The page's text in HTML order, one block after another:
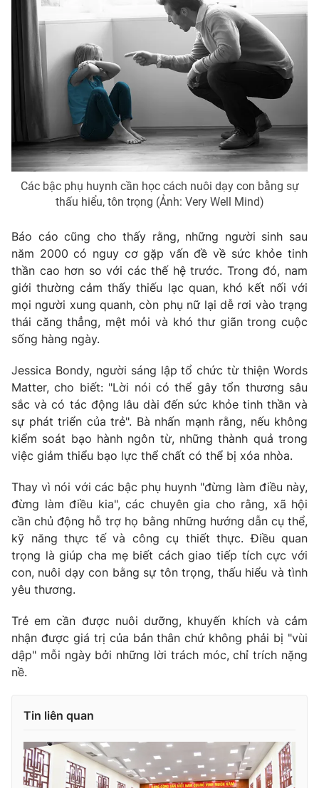
Các bậc phụ huynh cần học cách nuôi dạy con bằng sự
thấu hiểu, tôn trọng (Ảnh: Very Well Mind)
Báo cáo cũng cho thấy rằng, những người sinh sau
năm 2000 có nguy cơ gặp vấn đề về sức khỏe tinh
thần cao hơn so với các thế hệ trước. Trong đó, nam
giới thường cảm thấy thiếu lạc quan, khó kết nối với
mọi người xung quanh, còn phụ nữ lại dễ rơi vào trạng
thái căng thẳng, mệt mỏi và khó thư giãn trong cuộc
sống hàng ngày.
Jessica Bondy, người sáng lập tổ chức từ thiện Words
Matter, cho biết: "Lời nói có thể gây tổn thương sâu
sắc và có tác động lâu dài đến sức khỏe tinh thần và
sự phát triển của trẻ". Bà nhấn mạnh rằng, nếu không
kiểm soát bạo hành ngôn từ, những thành quả trong
việc giảm thiểu bạo lực thể chất có thể bị xóa nhòa.
Thay vì nói với các bậc phụ huynh "đừng làm điều này,
đừng làm điều kia", các chuyên gia cho rằng, xã hội
cần chủ động hỗ trợ họ bằng những hướng dẫn cụ thể,
kỹ năng thực tế và công cụ thiết thực. Điều quan
trọng là giúp cha mẹ biết cách giao tiếp tích cực với
con, nuôi dạy con bằng sự tôn trọng, thấu hiểu và tình
yêu thương.
Trẻ em cần được nuôi dưỡng, khuyến khích và cảm
nhận được giá trị của bản thân chứ không phải bị "vùi
dập" mỗi ngày bởi những lời trách móc, chỉ trích nặng
nề.
Tin liên quan